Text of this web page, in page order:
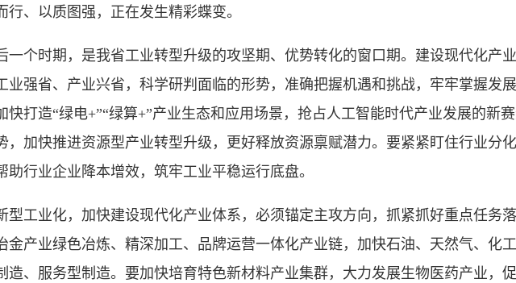
行、以质图强，正在发生精彩蝶变。
个时期，是我省工业转型升级的攻坚期、优势转化的窗口期。建设现代化产
业强省、产业兴省，科学研判面临的形势，准确把握机遇和挑战，牢牢掌握发
快打造“绿电+”“绿算+”产业生态和应用场景，抢占人工智能时代产业发展的新
，加快推进资源型产业转型升级，更好释放资源禀赋潜力。要紧紧盯住行业分
助行业企业降本增效，筑牢工业平稳运行底盘。
工业化，加快建设现代化产业体系，必须锚定主攻方向，抓紧抓好重点任务
金产业绿色冶炼、精深加工、品牌运营一体化产业链，加快石油、天然气、化
造、服务型制造。要加快培育特色新材料产业集群，大力发展生物医药产业，